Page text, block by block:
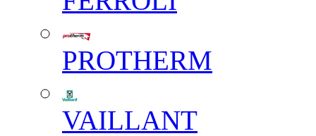
PROTHERM
VAILLANT